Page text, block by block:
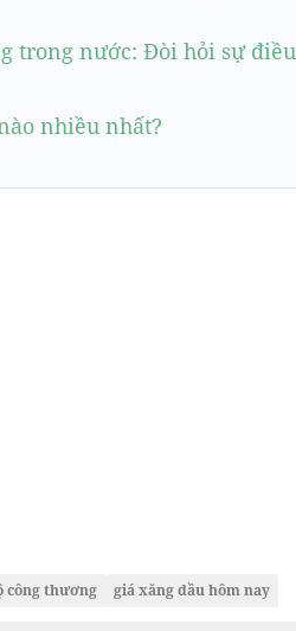
trong nước: Đòi hỏi sự điều
nhiều nhất?
công thương giá xăng dầu hôm nay